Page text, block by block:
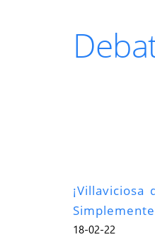
¡Villaviciosa
18-02-22